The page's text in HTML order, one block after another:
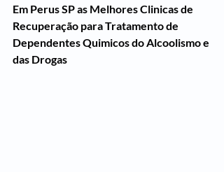
Em Perus SP as Melhores Clinicas de
Recuperação para Tratamento de
Dependentes Quimicos do Alcoolismo e
das Drogas